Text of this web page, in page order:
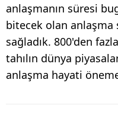
anlaşmanın süresi
bitecek olan anlaşma
sağladık. 800'den
tahılın dünya
anlaşma hayati